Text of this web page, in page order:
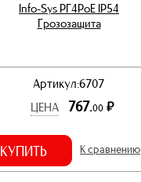
Info-Sys РГ4PoE IP54
Грозозащита
Артикул:6707
ЦЕНА
767.00 р.
КУПИТЬ К сравнению